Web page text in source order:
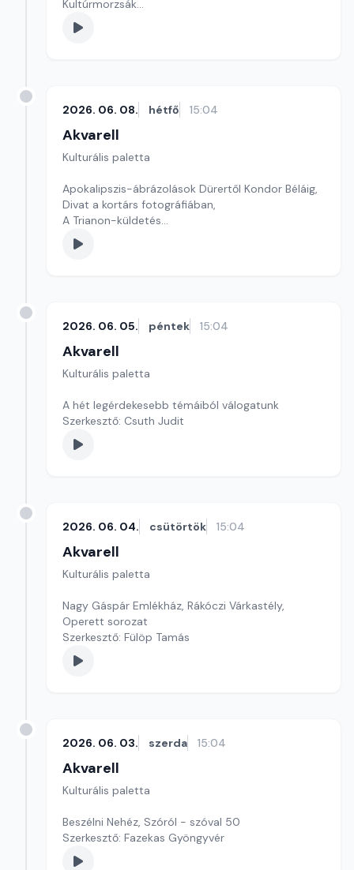
Kultúrmorzsák
Szerkesztő: Tóth J. András
2026. 06. 08. hétfő 15:04
Akvarell
Kulturális paletta
Apokalipszis-ábrázolások Dürertől Kondor Béláig,
Divat a kortárs fotográfiában,
A Trianon-küldetés
szerkesztő: Szentimrei Kristóf
2026. 06. 05. péntek 15:04
Akvarell
Kulturális paletta
A hét legérdekesebb témáiból válogatunk
Szerkesztő: Csuth Judit
2026. 06. 04. csütörtök 15:04
Akvarell
Kulturális paletta
Nagy Gáspár Emlékház, Rákóczi Várkastély,
Operett sorozat
Szerkesztő: Fülöp Tamás
2026. 06. 03. szerda 15:04
Akvarell
Kulturális paletta
Beszélni Nehéz, Szóról - szóval 50
Szerkesztő: Fazekas Gyöngyvér